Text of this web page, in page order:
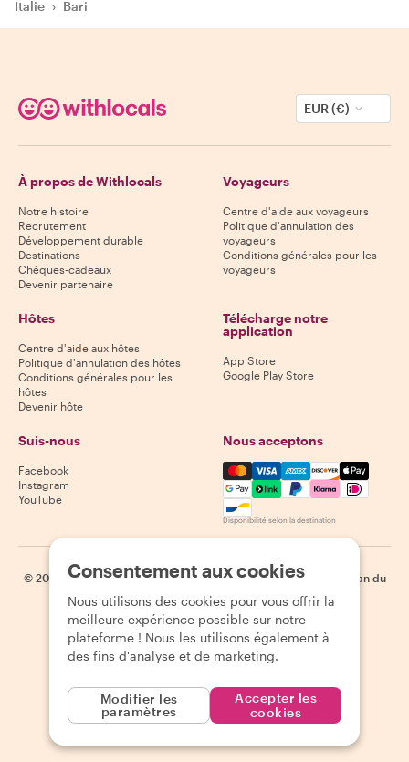
Italie › Bari
EUR (€)
À propos de Withlocals
Notre histoire
Recrutement
Développement durable
Destinations
Chèques-cadeaux
Devenir partenaire
Voyageurs
Centre d'aide aux voyageurs
Politique d'annulation des
voyageurs
Conditions générales pour les
voyageurs
Hôtes
Centre d'aide aux hôtes
Politique d'annulation des hôtes
Conditions générales pour les
hôtes
Devenir hôte
Télécharge notre
application
App Store
Google Play Store
Suis-nous
Facebook
Instagram
YouTube
Nous acceptons
Mastercard, Visa, Amex,
Disponibilité selon la destination
© 2026 Withlocals.com | Politique de confidentialité | Cookies
Plan du
site
Consentement aux cookies
Nous utilisons des cookies pour vous offrir la
meilleure expérience possible sur notre
plateforme ! Nous les utilisons également à
des fins d'analyse et de marketing.
Modifier les
paramètres
Accepter les
cookies